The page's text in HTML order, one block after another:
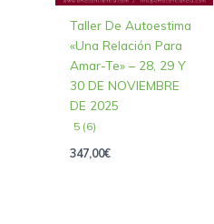
Taller De Autoestima
«Una Relación Para
Amar-Te» – 28, 29 Y
30 DE NOVIEMBRE
DE 2025
5 (6)
347,00€